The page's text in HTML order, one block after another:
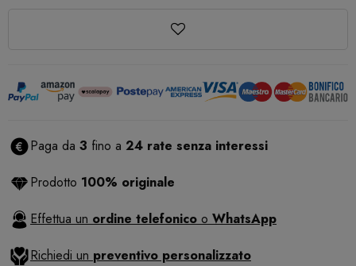
Paga da 3 fino a 24 rate senza interessi
Prodotto 100% originale
Effettua un ordine telefonico o WhatsApp
Richiedi un preventivo personalizzato